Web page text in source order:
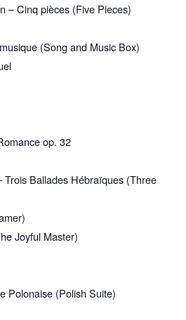
– Cinq pièces (Five Pieces)
(Song and Music Box)
op. 32
Ballades Hébraïques (Three
Joyful Master)
Polonaise (Polish Suite)